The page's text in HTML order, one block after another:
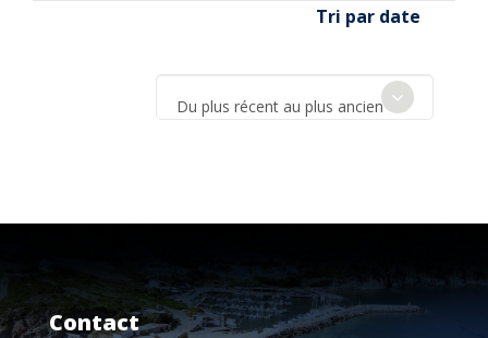
Tri par date
Du plus récent au plus ancien
Contact